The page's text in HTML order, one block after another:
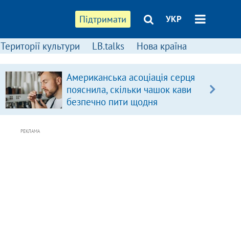
Підтримати УКР
Території культури LB.talks Нова країна
Американська асоціація серця
пояснила, скільки чашок кави
безпечно пити щодня
РЕКЛАМА